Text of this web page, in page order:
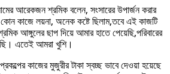
আরেকজন শ্রমিক বলেন, সংসারের উপার্জন করার
কাজে লয়না, অনেক কষ্টে ছিলাম,তবে এই কাজটি
আঙ্গুলের ছাপ দিয়ে আমার হাতে পেয়েছি,পরিবারের
এতেই আমরা খুশি।
কাজের মুজুরীর টাকা স্বচ্ছ ভাবে দেওয়া হয়েছে